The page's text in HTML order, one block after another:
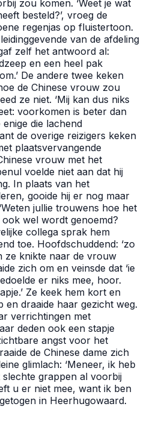
zou komen. ‘Weet je wat
besteld?’, vroeg de
regenjas op fluistertoon.
van de afdeling
zelf het antwoord al:
en een heel pak
De andere twee keken
de Chinese vrouw zou
ze niet. ‘Mij kan dus niks
voorkomen is beter dan
enige die lachend
de overige reizigers keken
plaatsvervangende
vrouw met het
voelde niet aan dat hij
In plaats van het
gooide hij er nog maar
jullie trouwens hoe het
wel wordt genoemd?
collega sprak hem
toe. Hoofdschuddend: ‘zo
ze knikte naar de vrouw
zich om en veinsde dat ‘ie
er niks mee, hoor.
Ze keek hem kort en
en draaide haar gezicht weg.
verrichtingen met
deden ook een stapje
angst voor het
de Chinese dame zich
glimlach: ‘Meneer, ik heb
grappen al voorbij
u er niet mee, want ik ben
in Heerhugowaard.